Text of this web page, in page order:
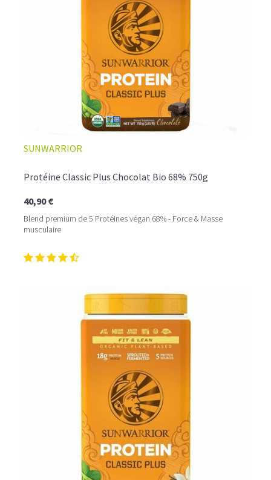
☕ LATTE MACCHIATO GLACÉ
L’ÉQUILIBRE PARFAIT ENTRE DOUCEUR ET INTENSITÉ
Un café riche avec un soupçon de caramel pour un
moment de pure détente… ou de concentration avant le
Une énergie immédiate et stable, sans pic de glycémie,
qui vous accompagne toute la matinée et un allié parfait
après l’entraînement.
Pour ceux qui veulent retrouver le plaisir d’un vrai café
glacé, sans se sentir lourd ni affamé.
SUNWARRIOR
Protéine Classic Plus Chocolat Bio 68% 750g
40,90 €
Blend premium de 5 Protéines végan 68% - Force & Masse
musculaire